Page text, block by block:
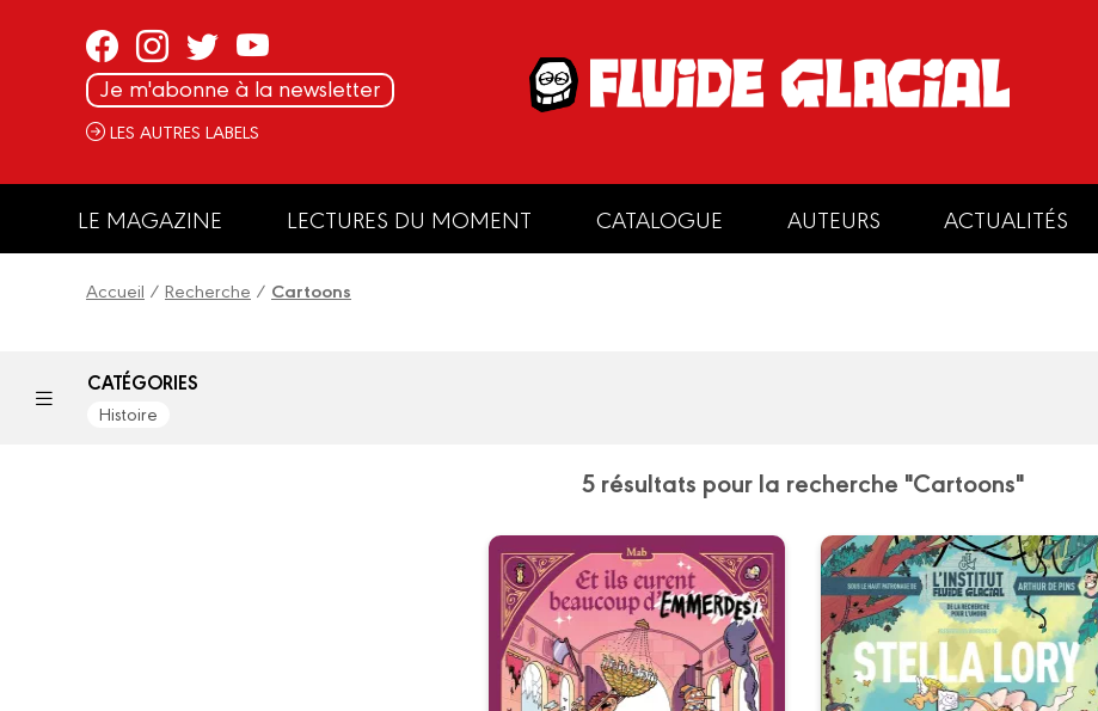
Je m'abonne à la newsletter
LES AUTRES LABELS
LE MAGAZINE LECTURES DU MOMENT CATALOGUE AUTEURS ACTUALITÉS
Accueil / Recherche / Cartoons
CATÉGORIES
Histoire
5 résultats pour la recherche "Cartoons"
Et ils eurent
beaucoup
d'emmerdes !
Tome 01
Stella Lory -
L'Institut Fluide
Glacial
Tome 04